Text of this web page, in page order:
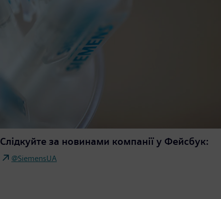
Слідкуйте за новинами компанії у Фейсбук:
@SiemensUA